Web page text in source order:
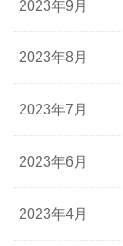
2023年9月
2023年8月
2023年7月
2023年6月
2023年4月